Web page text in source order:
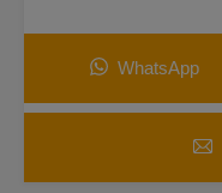
WhatsApp